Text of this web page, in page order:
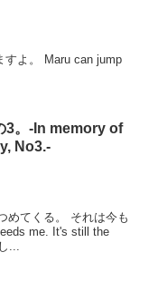
3。-In memory of
No3.-
めてくる。 それは今も
me. It's still the
...